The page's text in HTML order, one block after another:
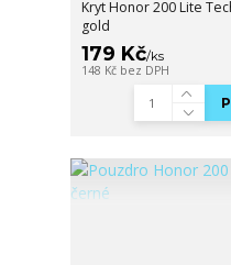
Kryt Honor 200 Lite
gold
179 Kč/ks
148 Kč bez DPH